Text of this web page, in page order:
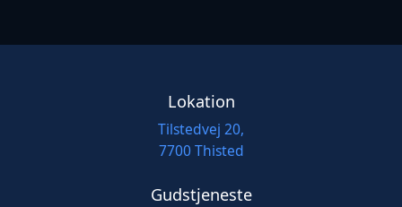
Lokation
Tilstedvej 20,
7700 Thisted
Gudstjeneste